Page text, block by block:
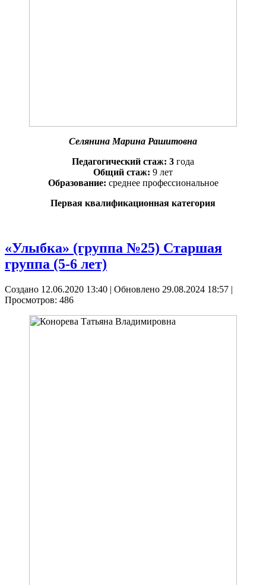
Селянина Марина Рашитовна
Педагогический стаж: 3 года
Общий стаж: 9 лет
Образование: среднее профессиональное
Первая квалификационная категория
«Улыбка» (группа №25) Старшая
группа (5-6 лет)
Создано 12.06.2020 13:40 | Обновлено 29.08.2024 18:57 |
Просмотров: 486